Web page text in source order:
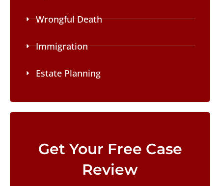
Wrongful Death
Immigration
Estate Planning
Get Your Free Case
Review